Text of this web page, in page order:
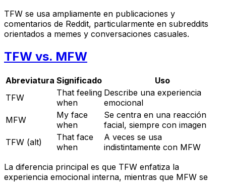
TFW se usa ampliamente en publicaciones y
comentarios de Reddit, particularmente en subreddits
orientados a memes y conversaciones casuales.
TFW vs. MFW
Abreviatura Significado
Uso
TFW
That feeling
when
Describe una experiencia
emocional
MFW
My face
when
Se centra en una reacción
facial, siempre con imagen
TFW (alt)
That face
when
A veces se usa
indistintamente con MFW
La diferencia principal es que TFW enfatiza la
experiencia emocional interna, mientras que MFW se